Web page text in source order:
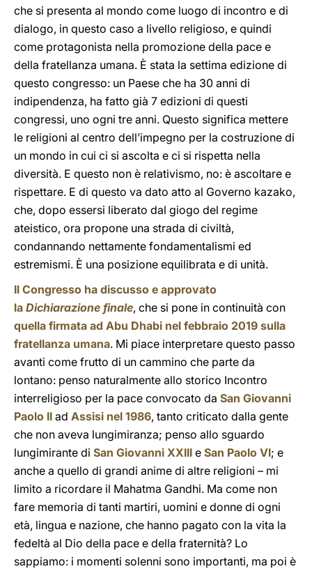
che si presenta al mondo come luogo di incontro e di
dialogo, in questo caso a livello religioso, e quindi
come protagonista nella promozione della pace e
della fratellanza umana. È stata la settima edizione di
questo congresso: un Paese che ha 30 anni di
indipendenza, ha fatto già 7 edizioni di questi
congressi, uno ogni tre anni. Questo significa mettere
le religioni al centro dell’impegno per la costruzione di
un mondo in cui ci si ascolta e ci si rispetta nella
diversità. E questo non è relativismo, no: è ascoltare e
rispettare. E di questo va dato atto al Governo kazako,
che, dopo essersi liberato dal giogo del regime
ateistico, ora propone una strada di civiltà,
condannando nettamente fondamentalismi ed
estremismi. È una posizione equilibrata e di unità.
Il Congresso ha discusso e approvato
la Dichiarazione finale, che si pone in continuità con
quella firmata ad Abu Dhabi nel febbraio 2019 sulla
fratellanza umana. Mi piace interpretare questo passo
avanti come frutto di un cammino che parte da
lontano: penso naturalmente allo storico Incontro
interreligioso per la pace convocato da San Giovanni
Paolo II ad Assisi nel 1986, tanto criticato dalla gente
che non aveva lungimiranza; penso allo sguardo
lungimirante di San Giovanni XXIII e San Paolo VI; e
anche a quello di grandi anime di altre religioni – mi
limito a ricordare il Mahatma Gandhi. Ma come non
fare memoria di tanti martiri, uomini e donne di ogni
età, lingua e nazione, che hanno pagato con la vita la
fedeltà al Dio della pace e della fraternità? Lo
sappiamo: i momenti solenni sono importanti, ma poi è